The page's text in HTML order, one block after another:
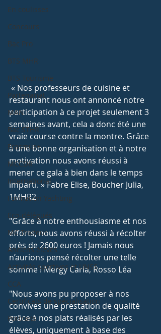
En coulisses
Concours
Bac Pro
BTS MHR
BTS Tourisme
Partenariat
MAN
Bac STHR
Erasmus+
MCCDR
International
Formation Yachting
Eco-délégués
MC Traiteur
Anciens élèves
Activités sportives et UNSS
CCA
Certificats de spécialisation
Portraits
restaurant nous ont annoncé notre
participation à ce projet seulement 3
semaines avant, cela a donc été une
vraie course contre la montre. Grâce
à une bonne organisation et à notre
motivation nous avons réussi à
mener ce gala à bien dans le temps
imparti. » Fabre Elise, Boucher Julia,
1MHR2
"Grâce à notre enthousiasme et nos
efforts, nous avons réussi à récolter
près de 2600 euros ! Jamais nous
n’aurions pensé récolter une telle
somme ! Mergy Carla, Rosso Léa
"Nous avons pu proposer à nos
convives une prestation de qualité
grâce à nos plats réalisés par les
élèves, uniquement à base des